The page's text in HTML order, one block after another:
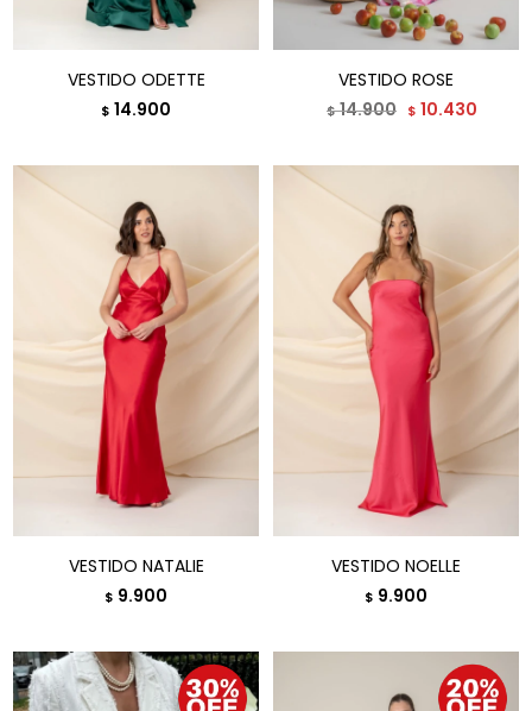
VESTIDO ODETTE
$ 14.900
VESTIDO ROSE
$14.900 $ 10.430
VESTIDO NATALIE
$ 9.900
VESTIDO NOELLE
$ 9.900